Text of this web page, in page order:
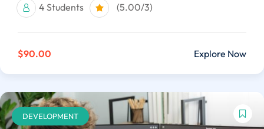
4 Students (5.00/3)
$90.00 Explore Now
DEVELOPMENT